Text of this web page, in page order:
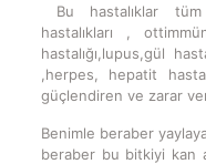
Bu hastalıklar
hastalıkları ,
hastalığı,lupus,gül
,herpes, hepatit
güçlendiren ve zarar
Benimle beraber
beraber bu bitkiyi kan